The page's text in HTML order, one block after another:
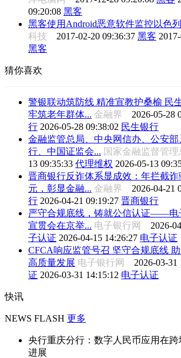
09:20:08 黑客
黑客使用Android恶意软件监控以色
科技 2017-02-20 09:36:37 黑客
黑客
猜你喜欢
警银联动筑防线 精准宣教护桑榆 民
牢筑老年群体... 金融界 2026-05-28
行 2026-05-28 09:38:02 民生银行
金融监管总局、中央网信办、公安部
行、中国证监会... 国家金融监督管
13 09:35:33 代理维权 2026-05-13
晋商银行反诈体系显成效：年拦截诈
元，彰显金融... 金融界 2026-04-21
行 2026-04-21 09:19:27 晋商银行
严守合规底线，铸就公信认证——电
宣贯会在京举... 电子银行网 2026-
子认证 2026-04-15 14:26:27 电子认证
CFCA响应监管号召 坚守合规底线
高质量发展 电子银行网 2026-03-31
证 2026-03-31 14:15:12 电子认证
快讯
NEWS FLASH 更多
央行重庆分行：数字人民币应用在
进展